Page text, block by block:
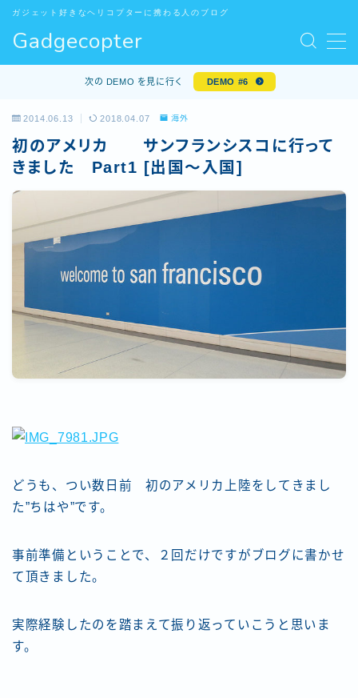
Gadgecopter
ガジェット好きなヘリコプターに携わる人のブログ
MENU
お問い合わせ
デモプリセット記事 #5
デモプリセット記事 Part10
プライバシーポリシー
プライバシーポリシー
プロフィール
利用規約／特定商取引法に基づく表記
有料記事の決済完了ページ
特定商取引法に基づく表記
運営者情報
次の DEMO を見に行く DEMO #6
2014.06.13 2018.04.07 海外
初のアメリカ サンフランシスコに行って
きました Part1 [出国～入国]
どうも、つい数日前 初のアメリカ上陸をしてきまし
た”ちはや”です。
事前準備ということで、２回だけですがブログに書かせ
て頂きました。
実際経験したのを踏まえて振り返っていこうと思いま
す。